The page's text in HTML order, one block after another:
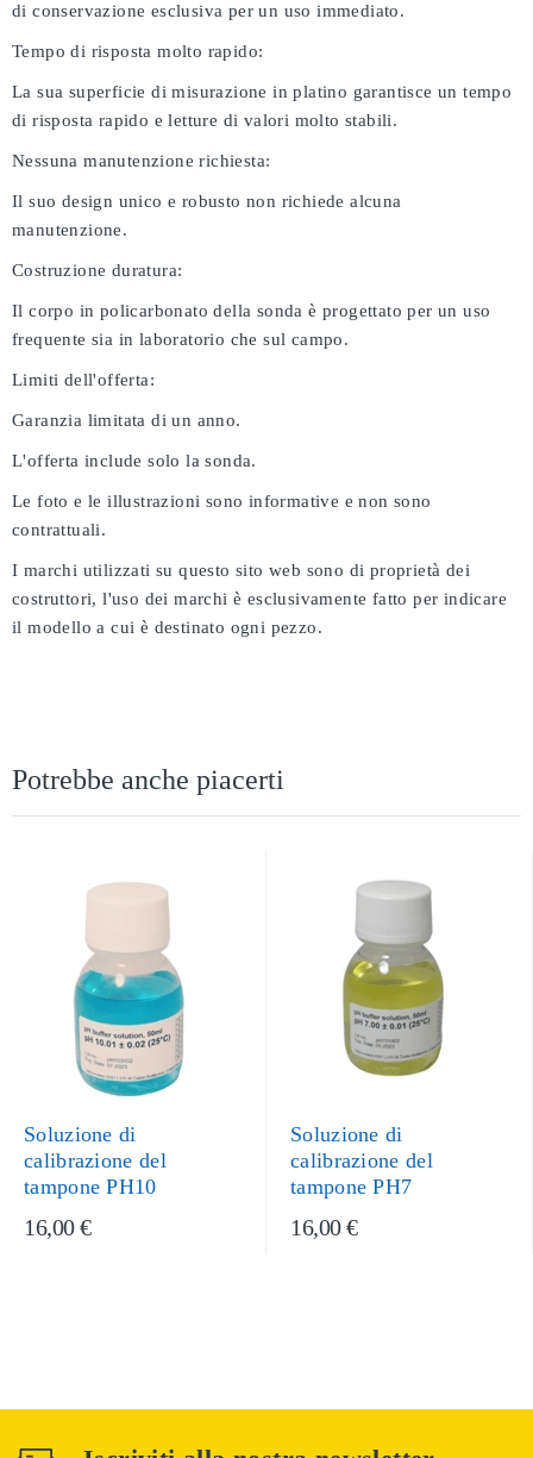
di conservazione esclusiva per un uso immediato.
Tempo di risposta molto rapido:
La sua superficie di misurazione in platino garantisce un tempo
di risposta rapido e letture di valori molto stabili.
Nessuna manutenzione richiesta:
Il suo design unico e robusto non richiede alcuna
manutenzione.
Costruzione duratura:
Il corpo in policarbonato della sonda è progettato per un uso
frequente sia in laboratorio che sul campo.
Limiti dell'offerta:
Garanzia limitata di un anno.
L'offerta include solo la sonda.
Le foto e le illustrazioni sono informative e non sono
contrattuali.
I marchi utilizzati su questo sito web sono di proprietà dei
costruttori, l'uso dei marchi è esclusivamente fatto per indicare
il modello a cui è destinato ogni pezzo.
Potrebbe anche piacerti
Soluzione di
calibrazione del
tampone PH10
16,00 €
Soluzione di
calibrazione del
tampone PH7
16,00 €